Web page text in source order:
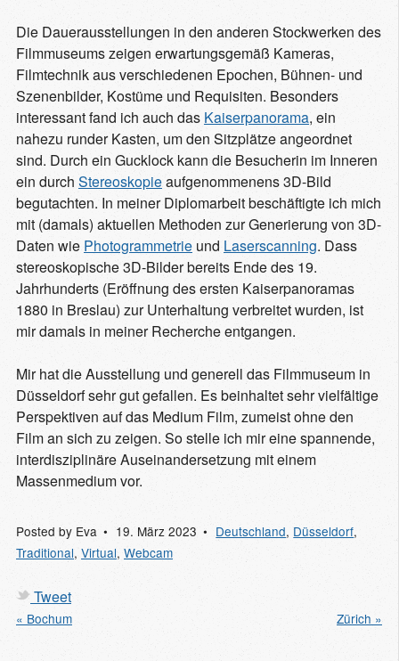
Die Dauerausstellungen in den anderen Stockwerken des
Filmmuseums zeigen erwartungsgemäß Kameras,
Filmtechnik aus verschiedenen Epochen, Bühnen- und
Szenenbilder, Kostüme und Requisiten. Besonders
interessant fand ich auch das Kaiserpanorama, ein
nahezu runder Kasten, um den Sitzplätze angeordnet
sind. Durch ein Gucklock kann die Besucherin im Inneren
ein durch Stereoskopieaufgenommenens 3D-Bild
begutachten. In meiner Diplomarbeit beschäftigte ich mich
mit (damals) aktuellen Methoden zur Generierung von 3D-
Daten wie Photogrammetrie und Laserscanning. Dass
stereoskopische 3D-Bilder bereits Ende des 19.
Jahrhunderts (Eröffnung des ersten Kaiserpanoramas
1880 in Breslau) zur Unterhaltung verbreitet wurden, ist
mir damals in meiner Recherche entgangen.
Mir hat die Ausstellung und generell das Filmmuseum in
Düsseldorf sehr gut gefallen. Es beinhaltet sehr vielfältige
Perspektiven auf das Medium Film, zumeist ohne den
Film an sich zu zeigen. So stelle ich mir eine spannende,
interdisziplinäre Auseinandersetzung mit einem
Massenmedium vor.
Posted by Eva 19. März 2023 Deutschland, Düsseldorf,
Traditional, Virtual, Webcam
Tweet
« Bochum Zürich »